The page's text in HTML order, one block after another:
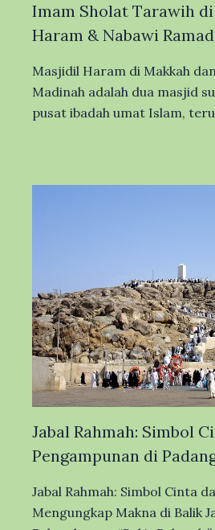
Imam Sholat Tarawih
Haram & Nabawi
Masjidil Haram di Makkah
Madinah adalah dua masjid
pusat ibadah umat Islam,
Jabal Rahmah: Simbol
Pengampunan di
Jabal Rahmah: Simbol Cinta
Mengungkap Makna di Balik